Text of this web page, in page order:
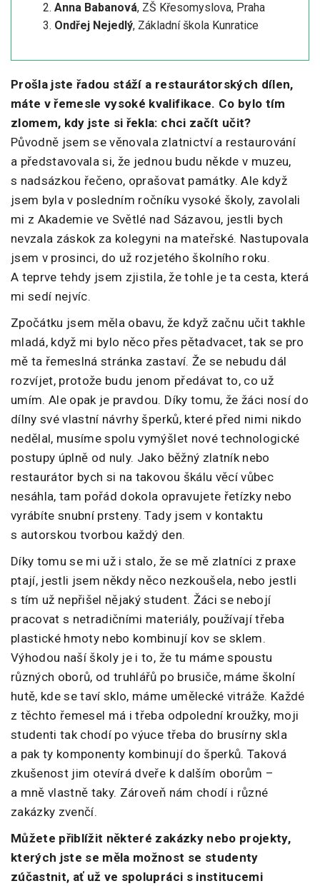
Anna Babanová, ZŠ Křesomyslova, Praha
Ondřej Nejedlý, Základní škola Kunratice
Prošla jste řadou stáží a restaurátorských dílen,
máte v řemesle vysoké kvalifikace. Co bylo tím
zlomem, kdy jste si řekla: chci začít učit?
Původně jsem se věnovala zlatnictví a restaurování
a představovala si, že jednou budu někde v muzeu,
s nadsázkou řečeno, oprašovat památky. Ale když
jsem byla v posledním ročníku vysoké školy, zavolali
mi z Akademie ve Světlé nad Sázavou, jestli bych
nevzala záskok za kolegyni na mateřské. Nastupovala
jsem v prosinci, do už rozjetého školního roku.
A teprve tehdy jsem zjistila, že tohle je ta cesta, která
mi sedí nejvíc.
Zpočátku jsem měla obavu, že když začnu učit takhle
mladá, když mi bylo něco přes pětadvacet, tak se pro
mě ta řemeslná stránka zastaví. Že se nebudu dál
rozvíjet, protože budu jenom předávat to, co už
umím. Ale opak je pravdou. Díky tomu, že žáci nosí do
dílny své vlastní návrhy šperků, které před nimi nikdo
nedělal, musíme spolu vymýšlet nové technologické
postupy úplně od nuly. Jako běžný zlatník nebo
restaurátor bych si na takovou škálu věcí vůbec
nesáhla, tam pořád dokola opravujete řetízky nebo
vyrábíte snubní prsteny. Tady jsem v kontaktu
s autorskou tvorbou každý den.
Díky tomu se mi už i stalo, že se mě zlatníci z praxe
ptají, jestli jsem někdy něco nezkoušela, nebo jestli
s tím už nepřišel nějaký student. Žáci se nebojí
pracovat s netradičními materiály, používají třeba
plastické hmoty nebo kombinují kov se sklem.
Výhodou naší školy je i to, že tu máme spoustu
různých oborů, od truhlářů po brusiče, máme školní
hutě, kde se taví sklo, máme umělecké vitráže. Každé
z těchto řemesel má i třeba odpolední kroužky, moji
studenti tak chodí po výuce třeba do brusírny skla
a pak ty komponenty kombinují do šperků. Taková
zkušenost jim otevírá dveře k dalším oborům –
a mně vlastně taky. Zároveň nám chodí i různé
zakázky zvenčí.
Můžete přiblížit některé zakázky nebo projekty,
kterých jste se měla možnost se studenty
zúčastnit, ať už ve spolupráci s institucemi